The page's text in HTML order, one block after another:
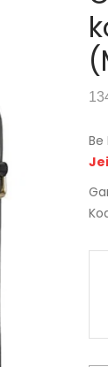
Be